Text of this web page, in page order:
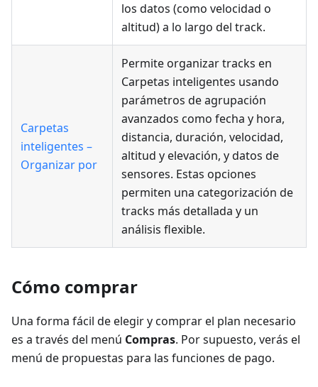
los datos (como velocidad o
altitud) a lo largo del track.
Carpetas
inteligentes –
Organizar por
Permite organizar tracks en
Carpetas inteligentes usando
parámetros de agrupación
avanzados como fecha y hora,
distancia, duración, velocidad,
altitud y elevación, y datos de
sensores. Estas opciones
permiten una categorización de
tracks más detallada y un
análisis flexible.
Cómo comprar
Una forma fácil de elegir y comprar el plan necesario
es a través del menú Compras. Por supuesto, verás el
menú de propuestas para las funciones de pago.